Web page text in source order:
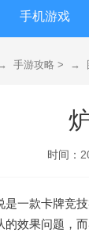
手机游戏
手游攻略 > →
时间：
是一款卡牌竞
的效果问题，